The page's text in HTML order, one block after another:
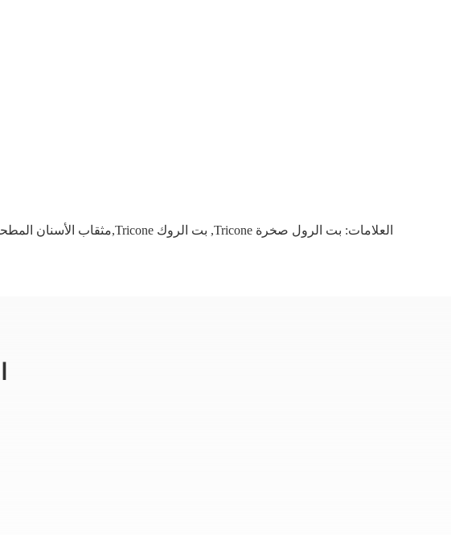
العلامات: بت الرول صخرة Tricone , بت الروك Tricone,مثقاب الأسنان المطحون